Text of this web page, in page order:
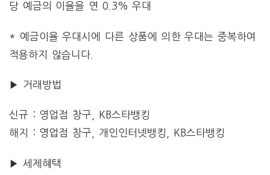
당 예금의 이율을 연 0.3% 우대
* 예금이율 우대시에 다른 상품에 의한 우대는 중복하여
적용하지 않습니다.
▶ 거래방법
신규 : 영업점 창구, KB스타뱅킹
해지 : 영업점 창구, 개인인터넷뱅킹, KB스타뱅킹
▶ 세제혜택